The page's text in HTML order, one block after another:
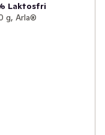
Laktosfri
g, Arla®